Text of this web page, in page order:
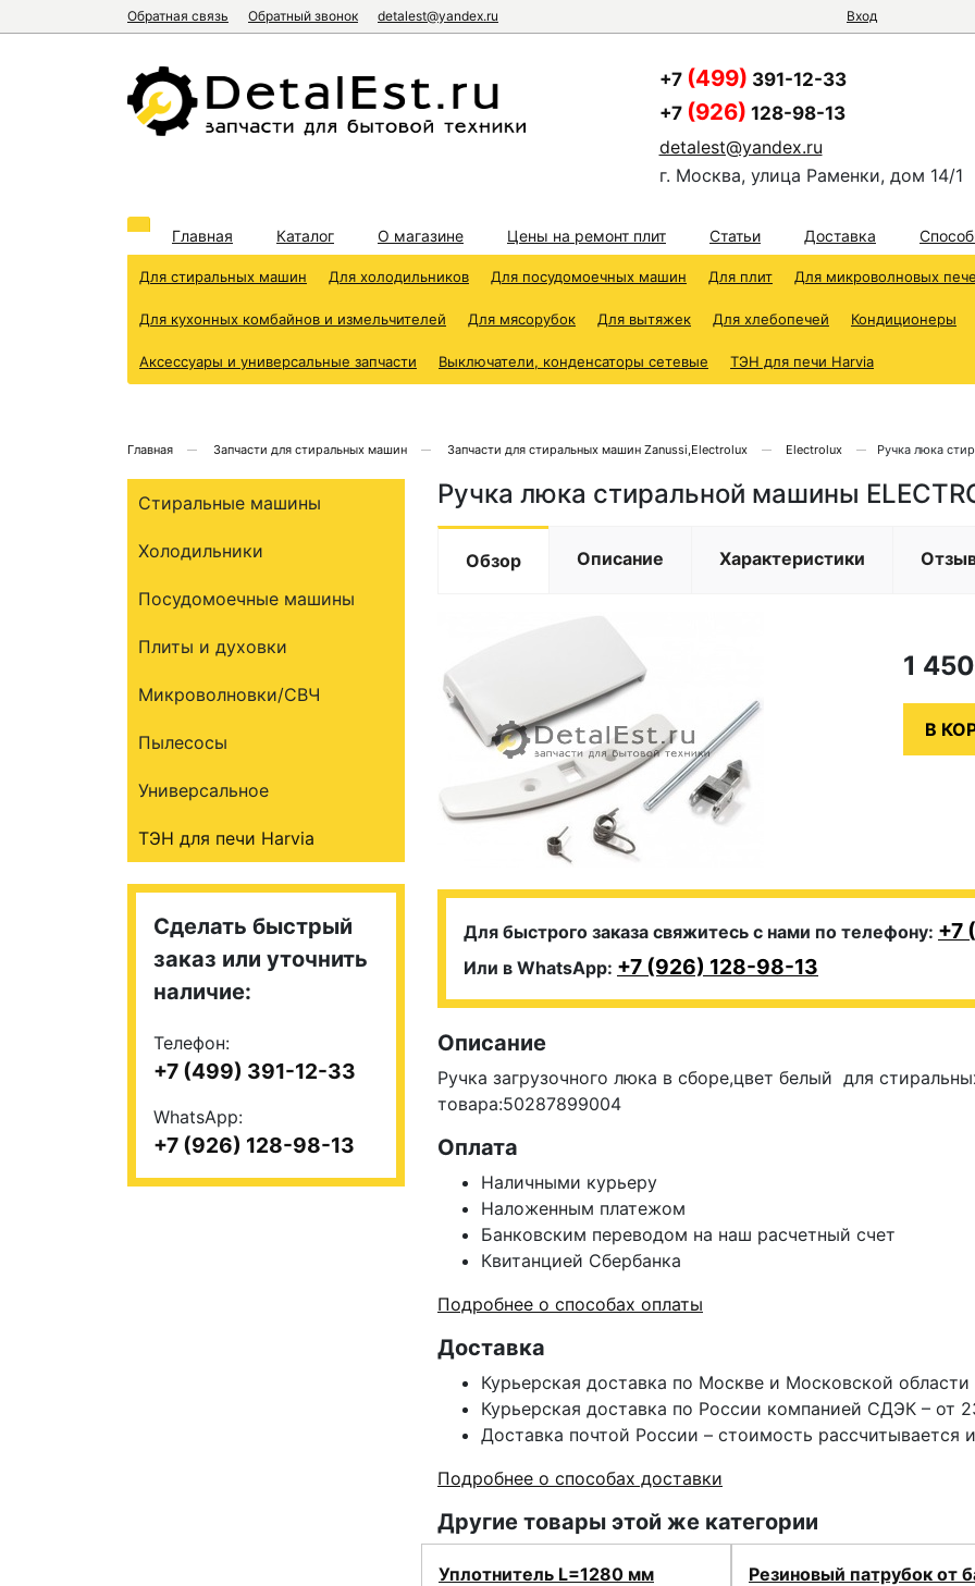
Обратная связь Обратный звонок detalest@yandex.ru Вход
+7 (499) 391-12-33
+7 (926) 128-98-13
detalest@yandex.ru
г. Москва, улица Раменки, дом 14/1
Главная Каталог О магазине Цены на ремонт плит Статьи Доставка
Для стиральных машин Для холодильников Для посудомоечных машин Для плит Для микроволновых
Для кухонных комбайнов и измельчителей Для мясорубок Для вытяжек Для хлебопечей Кондиционеры
Аксессуары и универсальные запчасти Выключатели, конденсаторы сетевые ТЭН для печи Harvia
Главная Запчасти для стиральных машин Запчасти для стиральных машин Zanussi,Electrolux Electrolux Ручка люка
Ручка люка стиральной машины
Обзор Описание Характеристики
1 450
Для быстрого заказа свяжитесь с нами по телефону: +7
Или в WhatsApp: +7 (926) 128-98-13
Описание
Ручка загрузочного люка в сборе,цвет белый для
товара:50287899004
Оплата
Наличными курьеру
Наложенным платежом
Банковским переводом на наш расчетный счет
Квитанцией Сбербанка
Подробнее о способах оплаты
Доставка
Курьерская доставка по Москве и Московской
Курьерская доставка по России компанией СДЭК – от
Доставка почтой России – стоимость рассчитывается
Подробнее о способах доставки
Другие товары этой же категории
Уплотнитель L=1280 мм
Резиновый патрубок от
Стиральные машины
Холодильники
Посудомоечные машины
Плиты и духовки
Микроволновки/СВЧ
Пылесосы
Универсальное
ТЭН для печи Harvia
Сделать быстрый
заказ или уточнить
наличие:
Телефон:
+7 (499) 391-12-33
WhatsApp:
+7 (926) 128-98-13